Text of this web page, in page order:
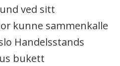
ved sitt
kunne sammenkalle
Handelsstands
bukett